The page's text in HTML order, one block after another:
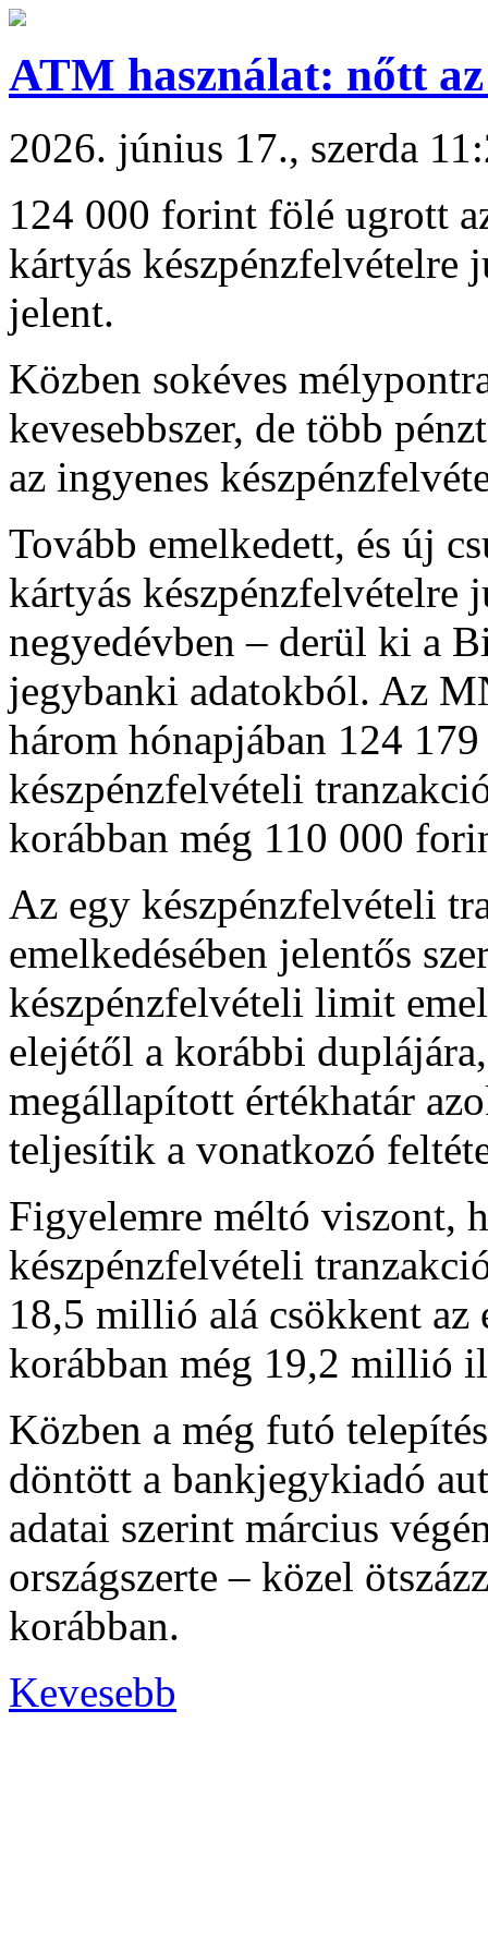
ATM használat: nőtt az
2026. június 17., szerda
124 000 forint fölé ugrott
kártyás készpénzfelvételre
jelent.
Közben sokéves
kevesebbszer, de több
az ingyenes
Tovább emelkedett, és új
kártyás készpénzfelvételre
negyedévben – derül ki a
jegybanki adatokból. Az
három hónapjában 124
készpénzfelvételi
korábban még 110 000
Az egy készpénzfelvételi
emelkedésében jelentős
készpénzfelvételi limit
elejétől a korábbi
megállapított értékhatár
teljesítik a vonatkozó
Figyelemre méltó viszont,
készpénzfelvételi
18,5 millió alá csökkent az
korábban még 19,2 millió
Közben a még futó
döntött a bankjegykiadó
adatai szerint március
országszerte – közel
korábban.
Kevesebb